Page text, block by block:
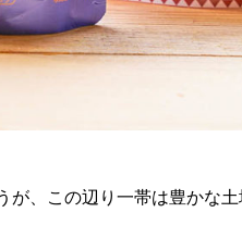
、この辺り一帯は豊かな